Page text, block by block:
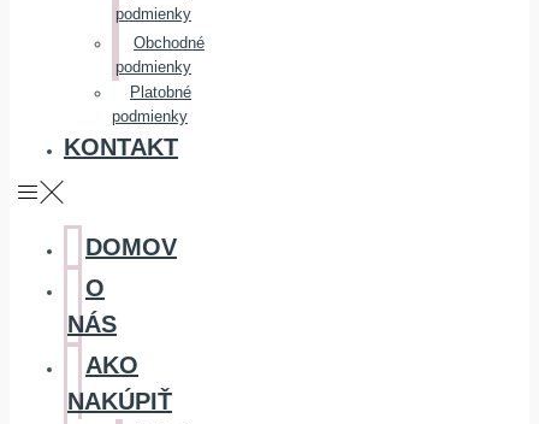
podmienky
Obchodné
podmienky
Platobné
podmienky
KONTAKT
DOMOV
O
NÁS
AKO
NAKÚPIŤ